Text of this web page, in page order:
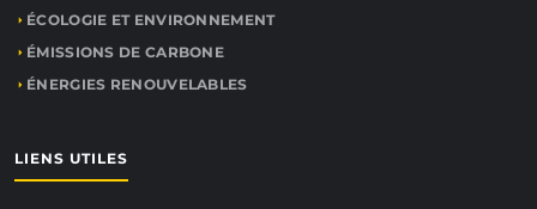
ÉCOLOGIE ET ENVIRONNEMENT
ÉMISSIONS DE CARBONE
ÉNERGIES RENOUVELABLES
LIENS UTILES